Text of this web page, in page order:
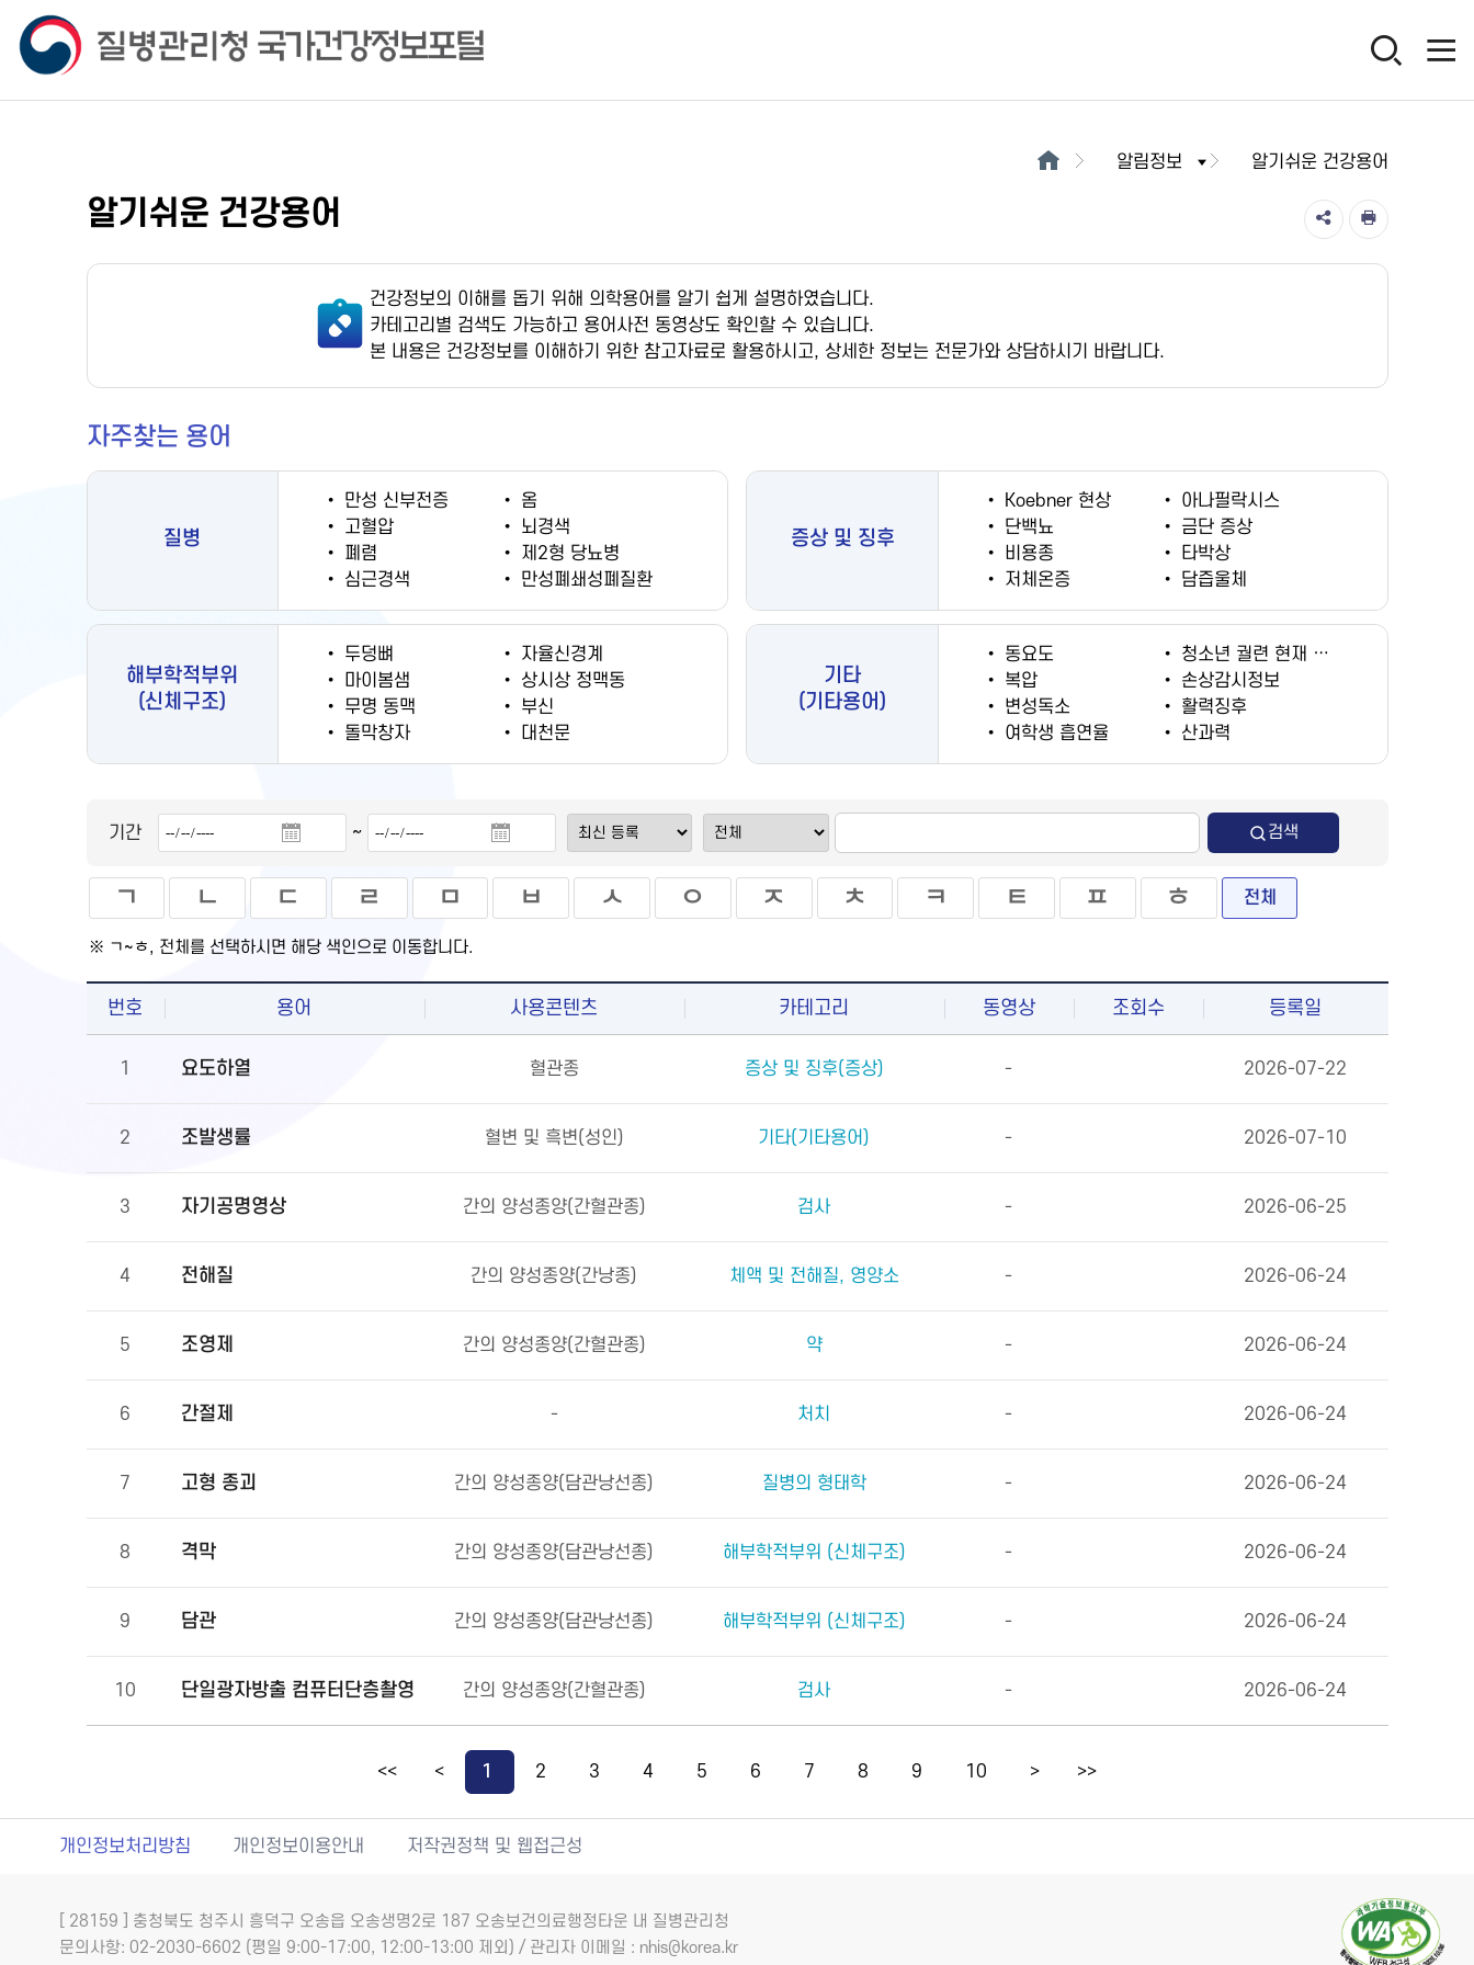
알림정보 알기쉬운 건강용어
알기쉬운 건강용어
건강정보의 이해를 돕기 위해 의학용어를 알기 쉽게 설명하였습니다.
카테고리별 검색도 가능하고 용어사전 동영상도 확인할 수 있습니다.
본 내용은 건강정보를 이해하기 위한 참고자료로 활용하시고, 상세한 정보는 전문가와 상담하시기 바랍니다.
자주찾는 용어
질병
• 만성 신부전증 •
옴
•
고혈압 •
뇌경색
•
폐렴 •
제2형 당뇨병
•
심근경색 • 만성폐쇄성폐질환
증상 및 징후
• Koebner 현상 •
아나필락시스
•
단백뇨 •
금단 증상
•
비용종 •
타박상
•
저체온증 • 담즙울체
해부학적부위
(신체구조)
• 두덩뼈 •
자율신경계
•
마이봄샘 •
상시상 정맥동
•
무명 동맥 •
부신
•
돌막창자 • 대천문
기타
(기타용어)
• 동요도 •
청소년 궐련 현재 흡연율
•
복압 •
손상감시정보
•
변성독소 •
활력징후
•
여학생 흡연율 • 산과력
기간 ~ 검색
ㄱ ㄴ ㄷ ㄹ ㅁ ㅂ ㅅ ㅇ ㅈ ㅊ ㅋ ㅌ ㅍ ㅎ 전체
※ ㄱ~ㅎ, 전체를 선택하시면 해당 색인으로 이동합니다.
번호 용어 사용콘텐츠 카테고리 동영상 조회수 등록일
1 요도하열 혈관종 증상 및 징후(증상) - 2026-07-22
2 조발생률 혈변 및 흑변(성인) 기타(기타용어) - 2026-07-10
3 자기공명영상 간의 양성종양(간혈관종) 검사 - 2026-06-25
4 전해질 간의 양성종양(간낭종) 체액 및 전해질, 영양소 - 2026-06-24
5 조영제 간의 양성종양(간혈관종) 약 - 2026-06-24
6 간절제 - 처치 - 2026-06-24
7 고형 종괴 간의 양성종양(담관낭선종) 질병의 형태학 - 2026-06-24
8 격막 간의 양성종양(담관낭선종) 해부학적부위 (신체구조) - 2026-06-24
9 담관 간의 양성종양(담관낭선종) 해부학적부위 (신체구조) - 2026-06-24
10 단일광자방출 컴퓨터단층촬영 간의 양성종양(간혈관종) 검사 - 2026-06-24
<< < 1 2 3 4 5 6 7 8 9 10 > >>
개인정보처리방침 개인정보이용안내 저작권정책 및 웹접근성
[ 28159 ] 충청북도 청주시 흥덕구 오송읍 오송생명2로 187 오송보건의료행정타운 내 질병관리청
문의사항: 02-2030-6602 (평일 9:00-17:00, 12:00-13:00 제외) / 관리자 이메일 : nhis@korea.kr